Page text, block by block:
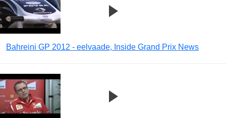
Bahreini GP 2012 - eelvaade, Inside Grand Prix News